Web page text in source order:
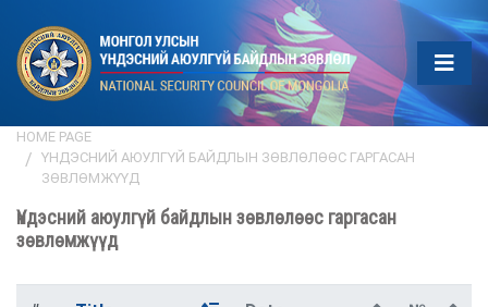
HOME PAGE
ҮНДЭСНИЙ АЮУЛГҮЙ БАЙДЛЫН ЗӨВЛӨЛӨӨС ГАРГАСАН
ЗӨВЛӨМЖҮҮД
Үндэсний аюулгүй байдлын зөвлөлөөс гаргасан
зөвлөмжүүд